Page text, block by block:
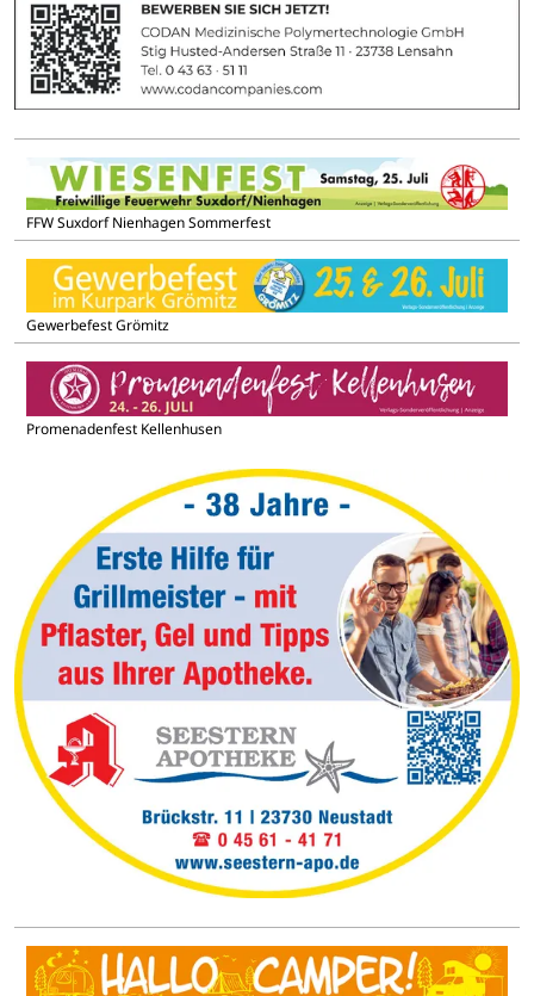
FFW Suxdorf Nienhagen Sommerfest
Gewerbefest Grömitz
Promenadenfest Kellenhusen